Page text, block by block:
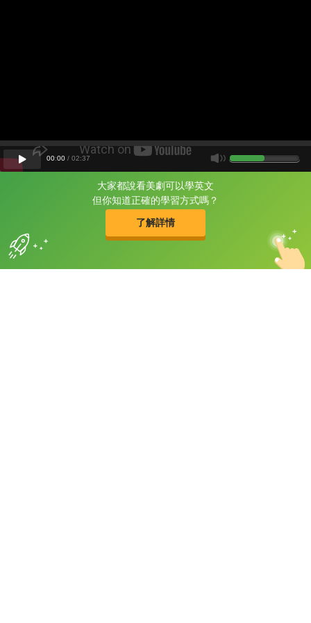
大家都說看美劇可以學英文
但你知道正確的學習方式嗎？
了解詳情
片尾有
攻其不背
的品牌故事
00:00 / 02:37